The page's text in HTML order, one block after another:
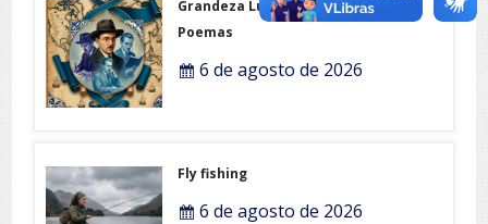
Grandeza Lusófona e Expo-
Poemas
6 de agosto de 2026
Fly fishing
6 de agosto de 2026